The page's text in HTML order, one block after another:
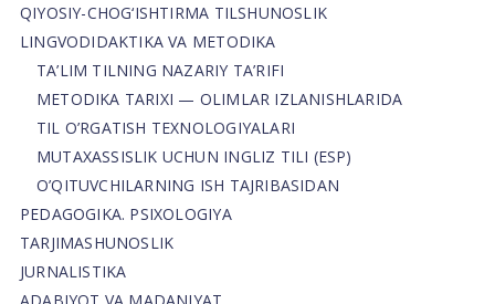
QIYOSIY-CHOG‘ISHTIRMA TILSHUNOSLIK
LINGVODIDAKTIKA VA METODIKA
TA’LIM TILNING NAZARIY TA’RIFI
METODIKA TARIXI — OLIMLAR IZLANISHLARIDA
TIL O’RGATISH TEXNOLOGIYALARI
MUTAXASSISLIK UCHUN INGLIZ TILI (ESP)
O’QITUVCHILARNING ISH TAJRIBASIDAN
PEDAGOGIKA. PSIXOLOGIYA
TARJIMASHUNOSLIK
JURNALISTIKA